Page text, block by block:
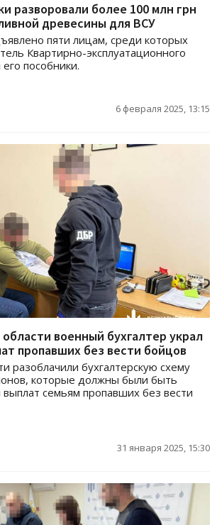
разворовали более 100 млн грн
древесины для ВСУ
пяти лицам, среди которых
Квартирно-эксплуатационного
пособники.
6 февраля 2025, 13:15
военный бухгалтер украл
пропавших без вести бойцов
разоблачили бухгалтерскую схему
которые должны были быть
семьям пропавших без вести
31 января 2025, 15:30